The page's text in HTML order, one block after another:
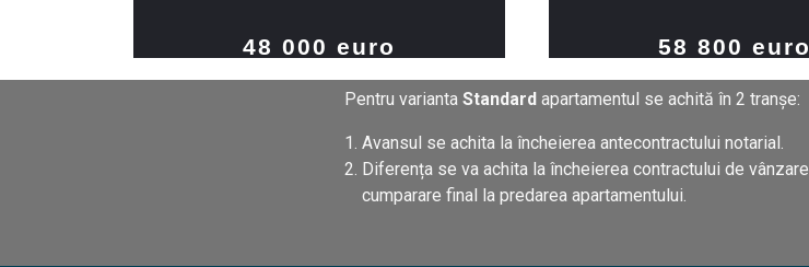
48 000 euro 58 800 euro
Pentru varianta Standard apartamentul se achită în 2 tranșe:
Avansul se achita la încheierea antecontractului notarial.
Diferența se va achita la încheierea contractului de vânzare
cumparare final la predarea apartamentului.